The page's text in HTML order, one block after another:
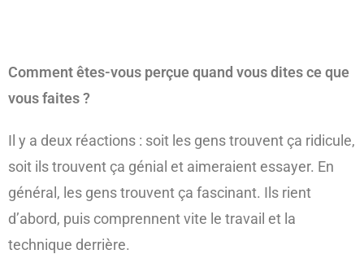
Comment êtes-vous perçue quand vous dites ce que
vous faites ?
Il y a deux réactions : soit les gens trouvent ça ridicule,
soit ils trouvent ça génial et aimeraient essayer. En
général, les gens trouvent ça fascinant. Ils rient
d’abord, puis comprennent vite le travail et la
technique derrière.